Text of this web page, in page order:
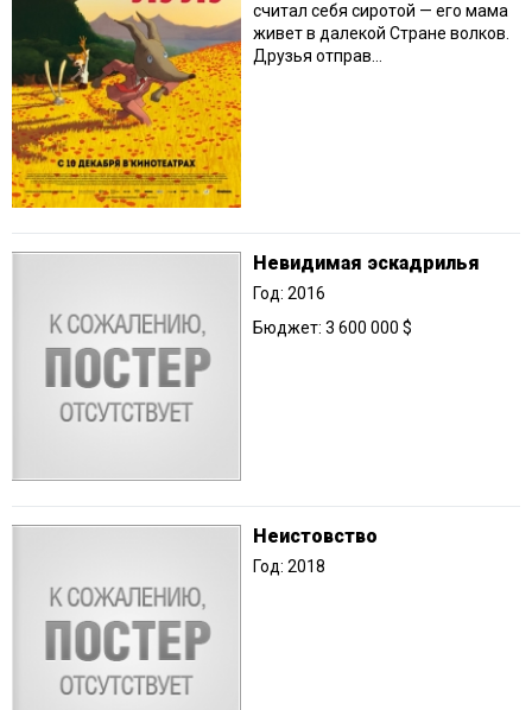
считал себя сиротой — его мама
живет в далекой Стране волков.
Друзья отправ...
Невидимая эскадрилья
Год: 2016
Бюджет: 3 600 000 $
Неистовство
Год: 2018